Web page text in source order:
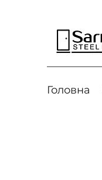
Головна